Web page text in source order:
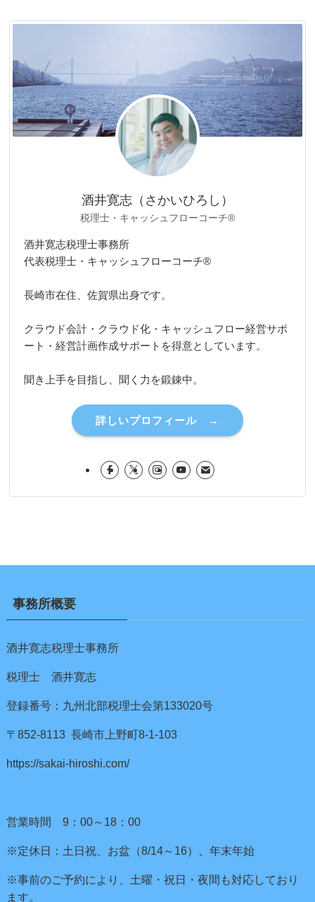
リ
酒井寛志（さかいひろし）
税理士・キャッシュフローコーチ®
酒井寛志税理士事務所
代表税理士・キャッシュフローコーチ®
長崎市在住、佐賀県出身です。
クラウド会計・クラウド化・キャッシュフロー経営サポ
ート・経営計画作成サポートを得意としています。
聞き上手を目指し、聞く力を鍛錬中。
詳しいプロフィール →
事務所概要
酒井寛志税理士事務所
税理士 酒井寛志
登録番号：九州北部税理士会第133020号
〒852-8113 長崎市上野町8-1-103
https://sakai-hiroshi.com/
営業時間 9：00～18：00
※定休日：土日祝、お盆（8/14～16）、年末年始
※事前のご予約により、土曜・祝日・夜間も対応しており
ます。